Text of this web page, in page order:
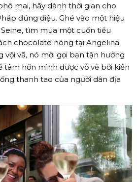
mai, hãy dành thời gian cho
đúng điệu. Ghé vào một hiệu
tìm mua một cuốn tiểu
chocolate nóng tại Angelina.
vội vã, nó mời gọi bạn tận hưởng
tâm hồn mình được vỗ về bởi kiến
thanh tao của người dân địa